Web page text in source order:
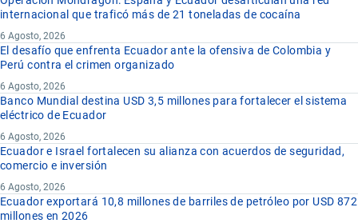
internacional que traficó más de 21 toneladas de cocaína
6 Agosto, 2026
El desafío que enfrenta Ecuador ante la ofensiva de Colombia y
Perú contra el crimen organizado
6 Agosto, 2026
Banco Mundial destina USD 3,5 millones para fortalecer el sistema
eléctrico de Ecuador
6 Agosto, 2026
Ecuador e Israel fortalecen su alianza con acuerdos de seguridad,
comercio e inversión
6 Agosto, 2026
Ecuador exportará 10,8 millones de barriles de petróleo por USD 872
millones en 2026